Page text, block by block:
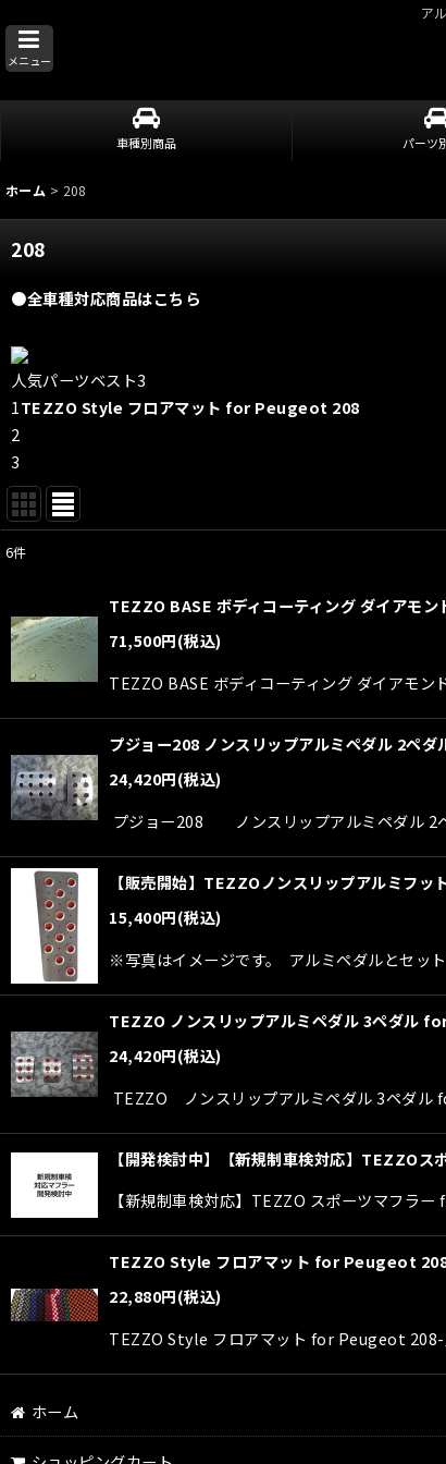
ア
メニュー
車種別商品 パーツ
ホーム > 208
208
●全車種対応商品はこちら
人気パーツベスト3
1TEZZO Style フロアマット for Peugeot 208
2
3
並び順:
6件
TEZZO BASE ボディコーティング ダイアモ
71,500円(税込)
TEZZO BASE ボディコーティング ダイアモ
プジョー208 ノンスリップアルミペダル 2ペ
24,420円(税込)
プジョー208 ノンスリップアルミペダル 2ペ
【販売開始】TEZZOノンスリップアルミフ
15,400円(税込)
※写真はイメージです。 アルミペダルとセ
TEZZO ノンスリップアルミペダル 3ペダル
24,420円(税込)
TEZZO ノンスリップアルミペダル 3ペダル
【開発検討中】【新規制車検対応】TEZZO
【新規制車検対応】TEZZO スポーツマフラ
TEZZO Style フロアマット for Peugeot 208
22,880円(税込)
TEZZO Style フロアマット for Peugeot 208-
ホーム